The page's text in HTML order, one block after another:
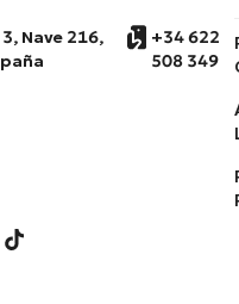
Nave 216,
+34 622
508 349